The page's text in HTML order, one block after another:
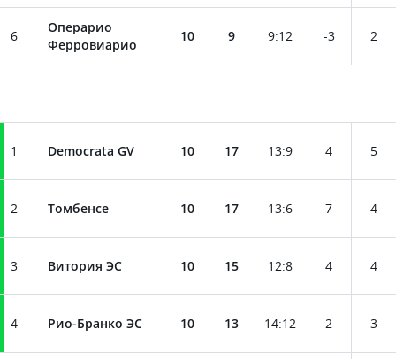
6
Операрио
Ферровиарио
10 9 9:12 -3 2
1 Democrata GV 10 17 13:9 4 5
2 Томбенсе 10 17 13:6 7 4
3 Витория ЭС 10 15 12:8 4 4
4 Рио-Бранко ЭС 10 13 14:12 2 3